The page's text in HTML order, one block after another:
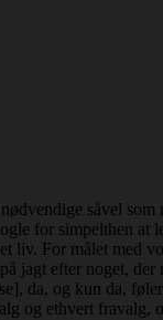
såvel
for simpelthen at
For målet med
efter noget,
da, og kun da,
og ethvert